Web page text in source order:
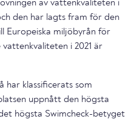
av vattenkvaliteten i
den har lagts fram för den
Europeiska miljöbyrån för
i 2021 är
har klassificerats som
uppnått den högsta
högsta Swimcheck-betyget